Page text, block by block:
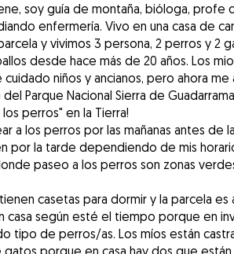
soy guía de montaña, bióloga, profe
enfermería. Vivo en una casa de
y vivimos 3 persona, 2 perros y 2
desde hace más de 20 años. Los
cuidado niños y ancianos, pero ahora
Parque Nacional Sierra de
perros" en la Tierra!
a los perros por las mañanas antes de
por la tarde dependiendo de mis
paseo a los perros son zonas
casetas para dormir y la parcela es
casa según esté el tiempo porque en
tipo de perros/as. Los míos están